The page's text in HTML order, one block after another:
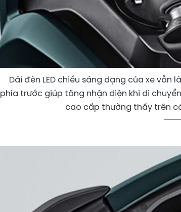
Dải đèn LED chiếu sáng dạng của xe vẫn
phía trước giúp tăng nhận diện khi di
cao cấp thường thấy trên